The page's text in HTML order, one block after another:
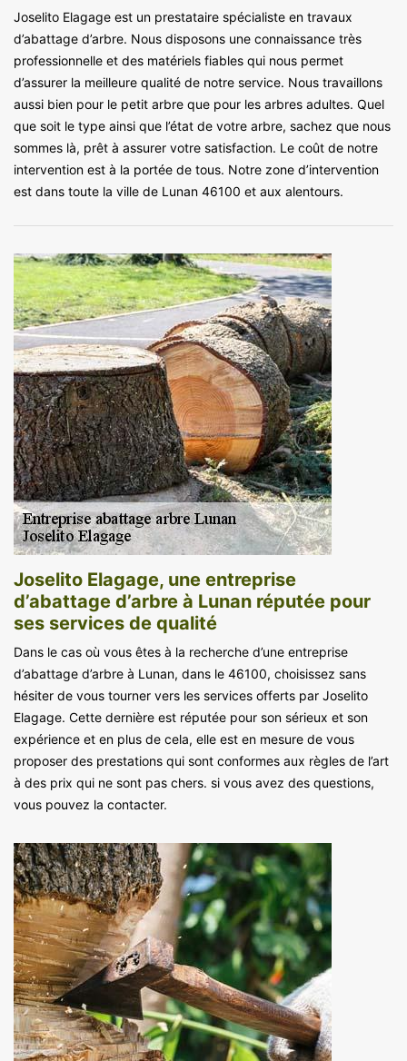
Joselito Elagage est un prestataire spécialiste en travaux
d’abattage d’arbre. Nous disposons une connaissance très
professionnelle et des matériels fiables qui nous permet
d’assurer la meilleure qualité de notre service. Nous travaillons
aussi bien pour le petit arbre que pour les arbres adultes. Quel
que soit le type ainsi que l’état de votre arbre, sachez que nous
sommes là, prêt à assurer votre satisfaction. Le coût de notre
intervention est à la portée de tous. Notre zone d’intervention
est dans toute la ville de Lunan 46100 et aux alentours.
Joselito Elagage, une entreprise
d’abattage d’arbre à Lunan réputée pour
ses services de qualité
Dans le cas où vous êtes à la recherche d’une entreprise
d’abattage d’arbre à Lunan, dans le 46100, choisissez sans
hésiter de vous tourner vers les services offerts par Joselito
Elagage. Cette dernière est réputée pour son sérieux et son
expérience et en plus de cela, elle est en mesure de vous
proposer des prestations qui sont conformes aux règles de l’art
à des prix qui ne sont pas chers. si vous avez des questions,
vous pouvez la contacter.